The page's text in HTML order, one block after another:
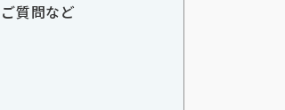
ご質問など